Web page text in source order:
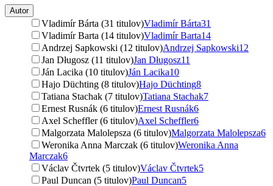
Autor
Vladimír Bárta (31 titulov)Vladimír Bárta31
Vladimír Barta (14 titulov)Vladimír Barta14
Andrzej Sapkowski (12 titulov)Andrzej Sapkowski12
Jan Długosz (11 titulov)Jan Długosz11
Ján Lacika (10 titulov)Ján Lacika10
Hajo Düchting (8 titulov)Hajo Düchting8
Tatiana Stachak (7 titulov)Tatiana Stachak7
Ernest Rusnák (6 titulov)Ernest Rusnák6
Axel Scheffler (6 titulov)Axel Scheffler6
Malgorzata Malolepsza (6 titulov)Malgorzata Malolepsza6
Weronika Anna Marczak (6 titulov)Weronika Anna
Marczak6
Václav Čtvrtek (5 titulov)Václav Čtvrtek5
Paul Duncan (5 titulov)Paul Duncan5